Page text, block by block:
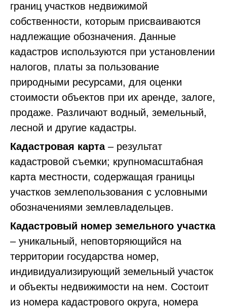
границ участков недвижимой
собственности, которым присваиваются
надлежащие обозначения. Данные
кадастров используются при установлении
налогов, платы за пользование
природными ресурсами, для оценки
стоимости объектов при их аренде, залоге,
продаже. Различают водный, земельный,
лесной и другие кадастры.
Кадастровая карта– результат
кадастровой съемки; крупномасштабная
карта местности, содержащая границы
участков землепользования с условными
обозначениями землевладельцев.
Кадастровый номер земельного участка
– уникальный, неповторяющийся на
территории государства номер,
индивидуализирующий земельный участок
и объекты недвижимости на нем. Состоит
из номера кадастрового округа, номера